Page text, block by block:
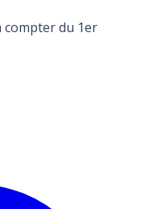
compter du 1er